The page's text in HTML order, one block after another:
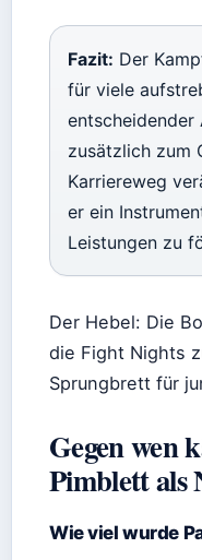
Fazit: Der
für viele
entscheidender
zusätzlich zum
Karriereweg
er ein
Leistungen zu
Der Hebel: Die
die Fight Nights
Sprungbrett für
Gegen wen
Pimblett als
Wie viel wurde